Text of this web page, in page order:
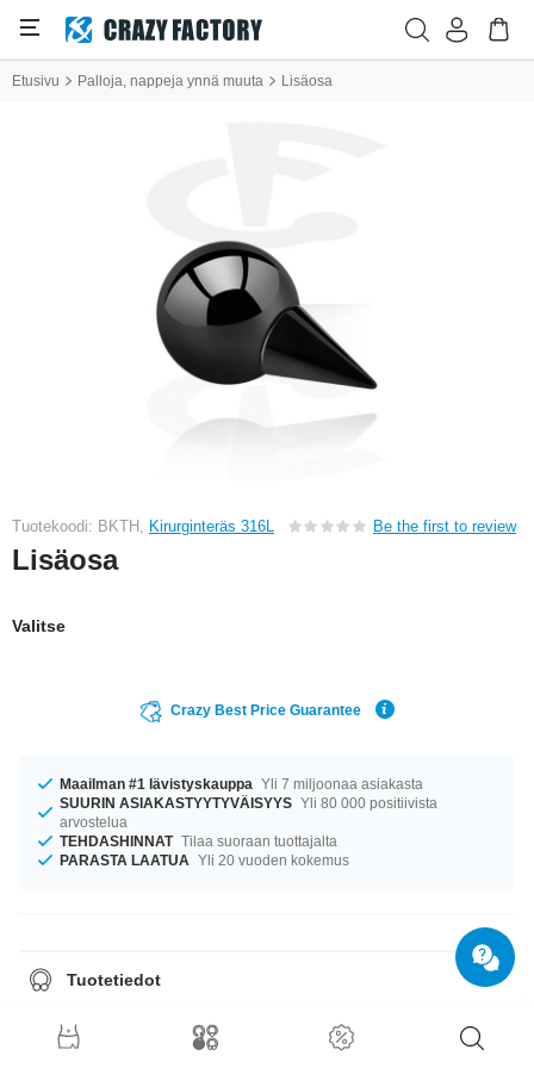
Etusivu Palloja, nappeja ynnä muuta Lisäosa
Tuotekoodi: BKTH, Kirurginteräs 316L Be the first to review
Lisäosa
Valitse
Crazy Best Price Guarantee
Maailman #1 lävistyskauppa Yli 7 miljoonaa asiakasta
SUURIN ASIAKASTYYTYVÄISYYS Yli 80 000 positiivista
arvostelua
TEHDASHINNAT Tilaa suoraan tuottajalta
PARASTA LAATUA Yli 20 vuoden kokemus
Tuotetiedot